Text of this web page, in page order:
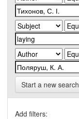
Start a new search
Add filters: